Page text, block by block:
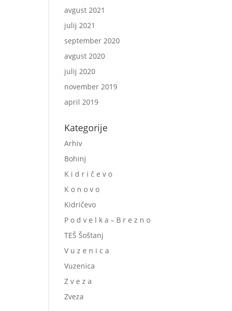
avgust 2021
julij 2021
september 2020
avgust 2020
julij 2020
november 2019
april 2019
Kategorije
Arhiv
Bohinj
K i d r i č e v o
K o n o v o
Kidričevo
P o d v e l k a – B r e z n o
TEŠ Šoštanj
V u z e n i c a
Vuzenica
Z v e z a
Zveza